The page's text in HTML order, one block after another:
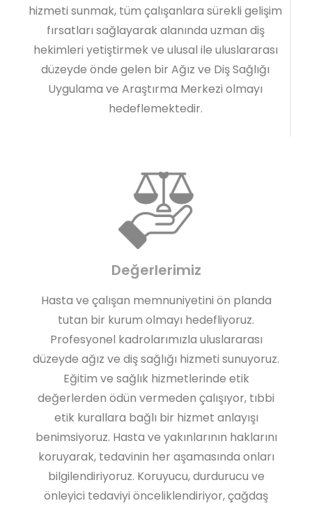
hizmeti sunmak, tüm çalışanlara sürekli gelişim
fırsatları sağlayarak alanında uzman diş
hekimleri yetiştirmek ve ulusal ile uluslararası
düzeyde önde gelen bir Ağız ve Diş Sağlığı
Uygulama ve Araştırma Merkezi olmayı
hedeflemektedir.
Değerlerimiz
Hasta ve çalışan memnuniyetini ön planda
tutan bir kurum olmayı hedefliyoruz.
Profesyonel kadrolarımızla uluslararası
düzeyde ağız ve diş sağlığı hizmeti sunuyoruz.
Eğitim ve sağlık hizmetlerinde etik
değerlerden ödün vermeden çalışıyor, tıbbi
etik kurallara bağlı bir hizmet anlayışı
benimsiyoruz. Hasta ve yakınlarının haklarını
koruyarak, tedavinin her aşamasında onları
bilgilendiriyoruz. Koruyucu, durdurucu ve
önleyici tedaviyi önceliklendiriyor, çağdaş